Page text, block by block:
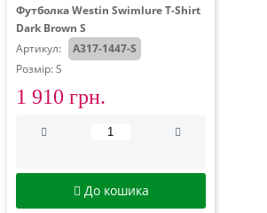
Футболка Westin Swimlure T-Shirt
Dark Brown S
Артикул:
A317-1447-S
Розмір: S
1 910 грн.
До кошика